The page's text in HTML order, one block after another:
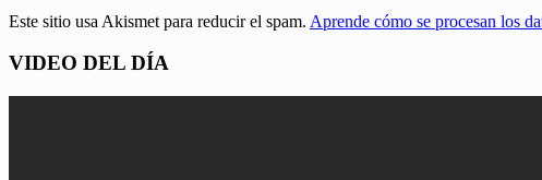
Este sitio usa Akismet para reducir el spam. Aprende cómo se procesan los
VIDEO DEL DÍA